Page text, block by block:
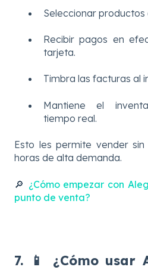
Seleccionar productos
Recibir pagos en
tarjeta.
Timbra las facturas al
Mantiene el
tiempo real.
Esto les permite vender sin
horas de alta demanda.
🔎 ¿Cómo empezar con
punto de venta?
7. 📱 ¿Cómo usar